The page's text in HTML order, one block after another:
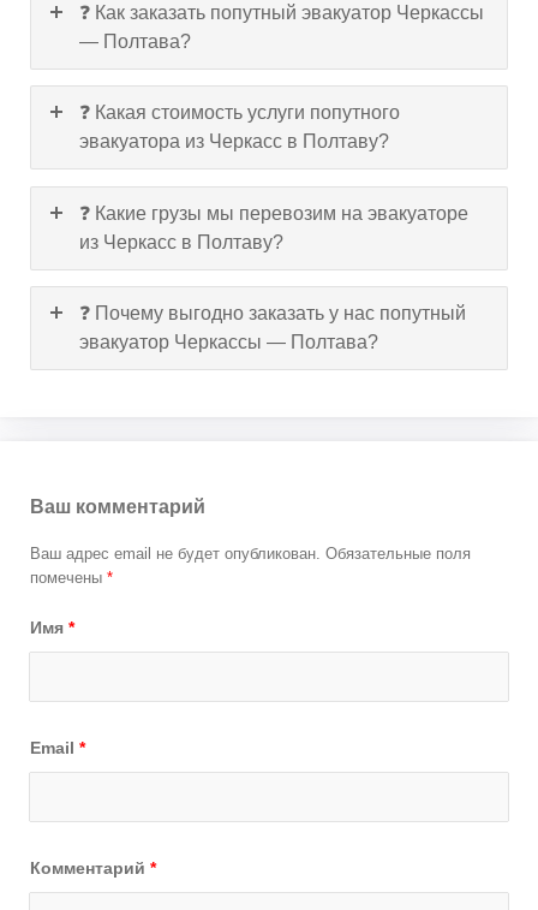
❓ Как заказать попутный эвакуатор Черкассы
— Полтава?
❓ Какая стоимость услуги попутного
эвакуатора из Черкасс в Полтаву?
❓ Какие грузы мы перевозим на эвакуаторе
из Черкасс в Полтаву?
❓ Почему выгодно заказать у нас попутный
эвакуатор Черкассы — Полтава?
Ваш комментарий
Ваш адрес email не будет опубликован. Обязательные поля
помечены *
Имя *
Email *
Комментарий *